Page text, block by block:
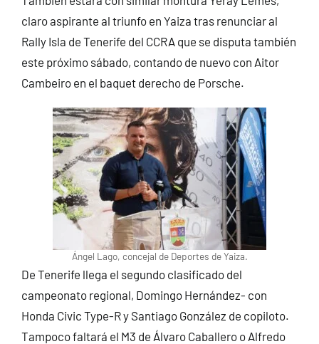
claro aspirante al triunfo en Yaiza tras renunciar al
Rally Isla de Tenerife del CCRA que se disputa también
este próximo sábado, contando de nuevo con Aitor
Cambeiro en el baquet derecho de Porsche.
Ángel Lago, concejal de Deportes de Yaiza.
De Tenerife llega el segundo clasificado del
campeonato regional, Domingo Hernández- con
Honda Civic Type-R y Santiago González de copiloto.
Tampoco faltará el M3 de Álvaro Caballero o Alfredo